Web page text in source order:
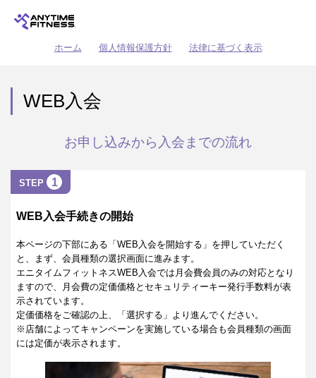
ホーム 個人情報保護方針 法律に基づく表示
WEB入会
お申し込みから入会までの流れ
STEP 1
WEB入会手続きの開始
本ページの下部にある「WEB入会を開始する」を押していただく
と、まず、会員種類の選択画面に進みます。
エニタイムフィットネスWEB入会では月会費会員のみの対応となり
ますので、月会費の定価価格とセキュリティーキー発行手数料が表
示されています。
定価価格をご確認の上、「選択する」より進んでください。
※店舗によってキャンペーンを実施している場合も会員種類の画面
には定価が表示されます。